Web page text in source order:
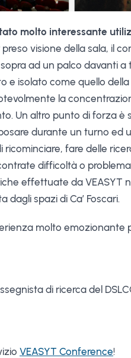
molto interessante
visione della sala, il
ad un palco davanti
e isolato come quello
la
Un altro punto di forza
durante un turno ed
ricominciare, fare delle
difficoltà o
effettuate da VEASYT
spazi di Ca’ Foscari.
molto
di ricerca del
VEASYT Conference!